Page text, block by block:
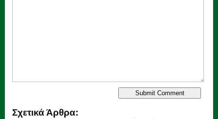
Σχετικά Άρθρα: